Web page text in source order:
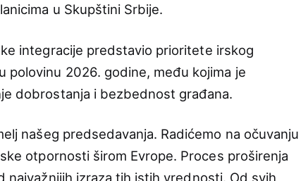
u Skupštini Srbije.
integracije predstavio prioritete irskog
polovinu 2026. godine, među kojima je
dobrostanja i bezbednost građana.
našeg predsedavanja. Radićemo na očuvanju
otpornosti širom Evrope. Proces proširenja
najvažnijih izraza tih istih vrednosti. Od svih